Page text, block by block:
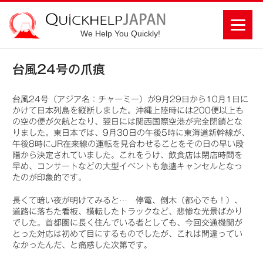
We Help You Quickly!
台風24号の爪痕
台風24号（アジア名：チャーミー）が9月29日から10月1日に
かけて日本列島を縦断しました。沖縄上陸時には200便以上も
の空の便が欠航となり、翌日には関西国際空港が完全閉鎖とな
りました。東日本では、9月30日の午後5時に東海道新幹線が、
午後8時にJR在来線の運転を見合わせることをその日の早い段
階から決定されていました。これをうけ、飲食店は閉店時間を
早め、コンサートなどの大型イベントも急遽キャンセルとなっ
たのが印象的です。
長くて暗い夜が明けてみると… 停電、倒木（都心でも！）、
道路に落ちた看板、横転したトラックなど、悲惨な光景ばかり
でした。首都圏に長く住んでいる者としても、今回交通機関が
とった対応は初めて目にするものでしたが、これは間違ってい
なかったんだ、と痛感した次第です。